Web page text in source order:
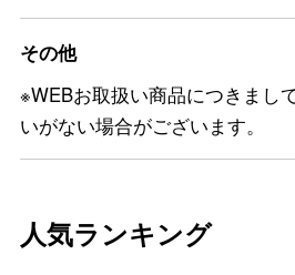
その他
※WEBお取扱い商品につきまし
いがない場合がございます。
人気ランキング